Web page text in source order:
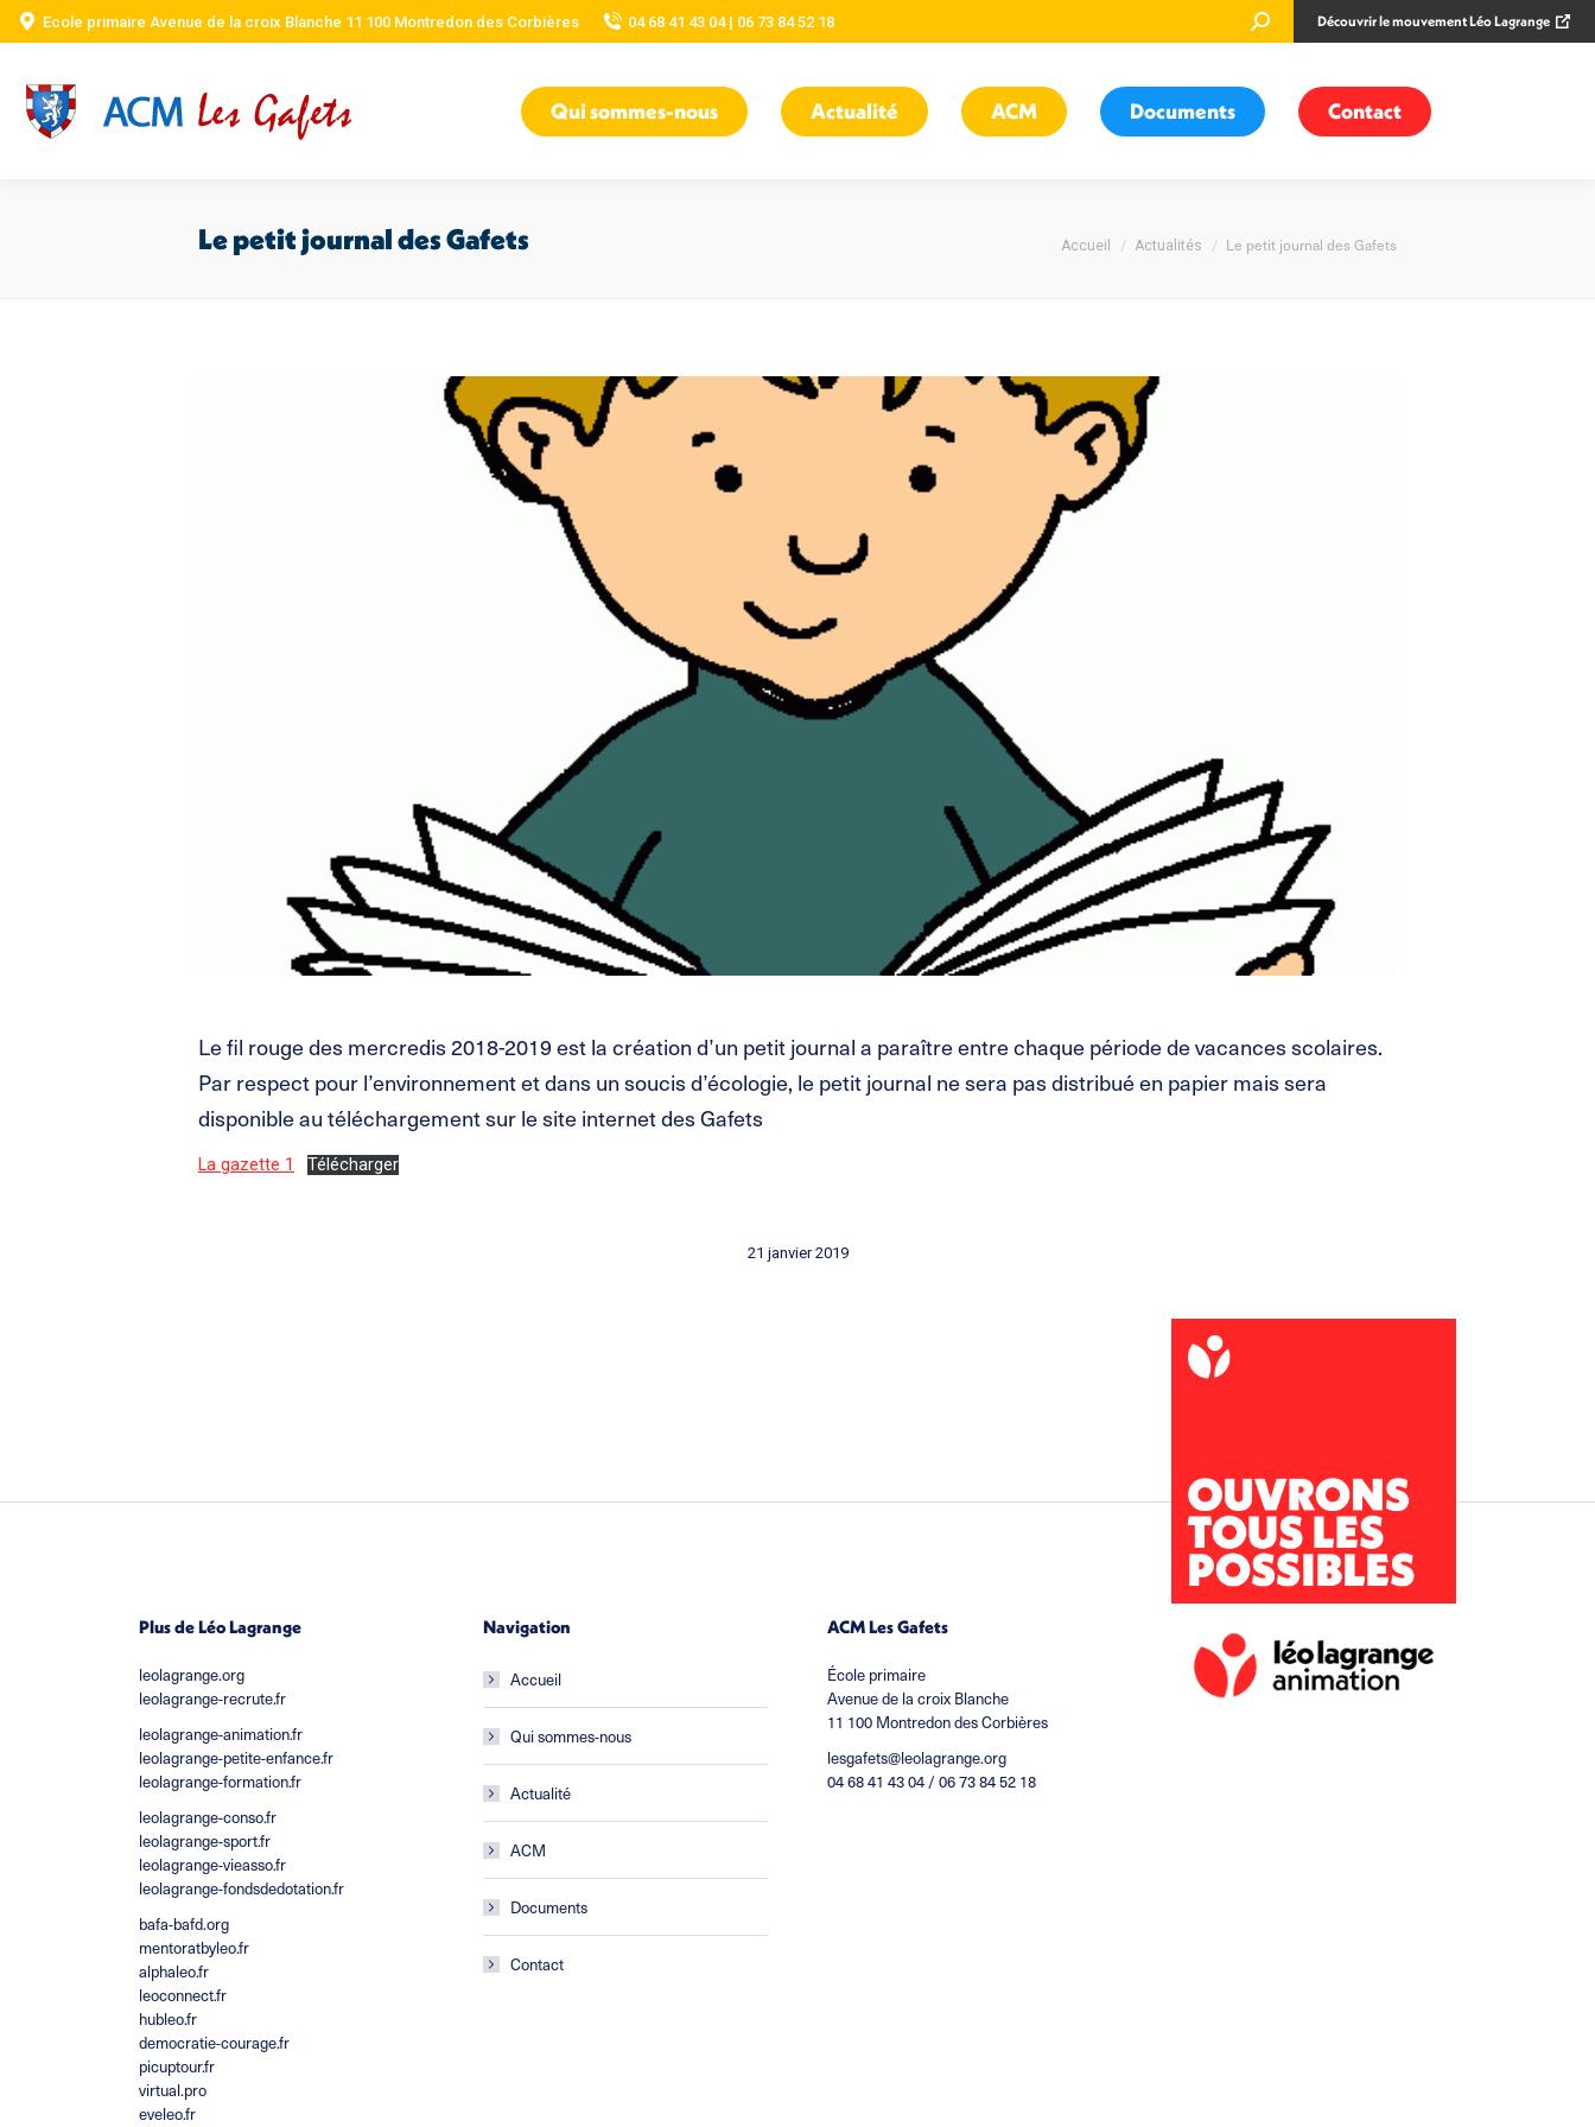
Ecole primaire Avenue de la croix Blanche 11 100 Montredon des Corbières 04 68 41 43 04 | 06 73 84 52 18
Recherche
:
Découvrir le mouvement Léo Lagrange
Qui sommes-nous Actualité ACM Documents Contact
Le petit journal des Gafets Vous êtes ici :
Accueil Actualités Le petit journal des Gafets
Le fil rouge des mercredis 2018-2019 est la création d’un petit journal a paraître entre chaque période de vacances scolaires.
Par respect pour l’environnement et dans un soucis d’écologie, le petit journal ne sera pas distribué en papier mais sera
disponible au téléchargement sur le site internet des Gafets
La gazette 1 Télécharger
21 janvier 2019
Plus de Léo Lagrange
leolagrange.org
leolagrange-recrute.fr
leolagrange-animation.fr
leolagrange-petite-enfance.fr
leolagrange-formation.fr
leolagrange-conso.fr
leolagrange-sport.fr
leolagrange-vieasso.fr
leolagrange-fondsdedotation.fr
bafa-bafd.org
mentoratbyleo.fr
alphaleo.fr
leoconnect.fr
hubleo.fr
democratie-courage.fr
picuptour.fr
virtual.pro
eveleo.fr
Navigation
Accueil
Qui sommes-nous
Actualité
ACM
Documents
Contact
ACM Les Gafets
École primaire
Avenue de la croix Blanche
11 100 Montredon des Corbières
lesgafets@leolagrange.org
04 68 41 43 04 / 06 73 84 52 18